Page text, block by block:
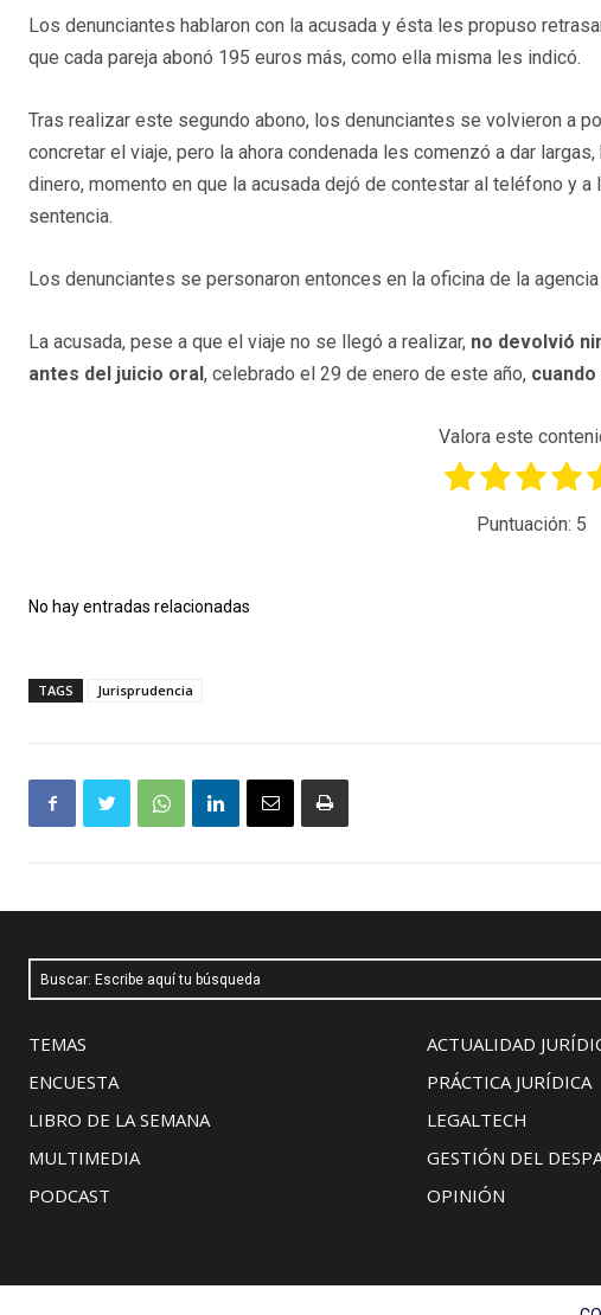
Los denunciantes hablaron con la acusada y ésta les propuso
que cada pareja abonó 195 euros más, como ella misma les indicó.
Tras realizar este segundo abono, los denunciantes se volvieron a
concretar el viaje, pero la ahora condenada les comenzó a dar
dinero, momento en que la acusada dejó de contestar al teléfono y
sentencia.
Los denunciantes se personaron entonces en la oficina de la
La acusada, pese a que el viaje no se llegó a realizar, no devolvió
antes del juicio oral , celebrado el 29 de enero de este año,
Valora este
Puntuación: 5
No hay entradas relacionadas
TAGS Jurisprudencia
Buscar: Escribe aquí tu búsqueda
TEMAS
ENCUESTA
LIBRO DE LA SEMANA
MULTIMEDIA
PODCAST
ACTUALIDAD
PRÁCTICA JURÍDICA
LEGALTECH
GESTIÓN DEL
OPINIÓN